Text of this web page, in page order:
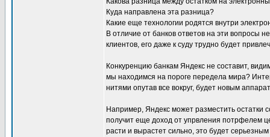
Куда направлена эта разница?
Какие еще технологии родятся внутри
В отличие от банков ответов на эти вопросы
клиентов, его даже к суду трудно будет
Конкуренцию банкам Яндекс не составит,
мы находимся на пороге передела мира?
нитями опутав все вокруг, будет новым
Например, Яндекс может разместить остатки
получит еще доход от упрвления потрфелем
расти и вырастет сильно, это будет